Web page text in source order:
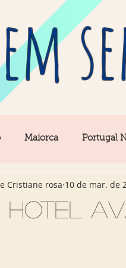
Maiorca Portugal
News Berlim
Cristiane rosa 10 de mar. de